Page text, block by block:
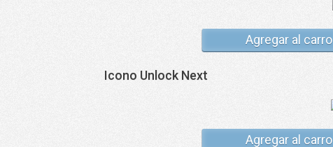
Agregar al carro
Icono Unlock Next
Agregar al carro